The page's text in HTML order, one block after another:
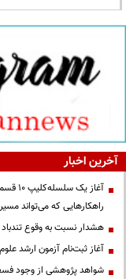
آخرین اخبار
آغاز
راهکارهایی که می‌تواند
هشدار نسبت به وقوع تندباد
آغاز ثبت‌نام آزمون ارشد
شواهد پژوهشی از وجود